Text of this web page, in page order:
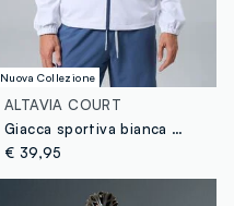
Nuova Collezione
ALTAVIA COURT
Giacca sportiva bianca in tessuto elasticizzato ALTAVIA COURT
€ 39,95